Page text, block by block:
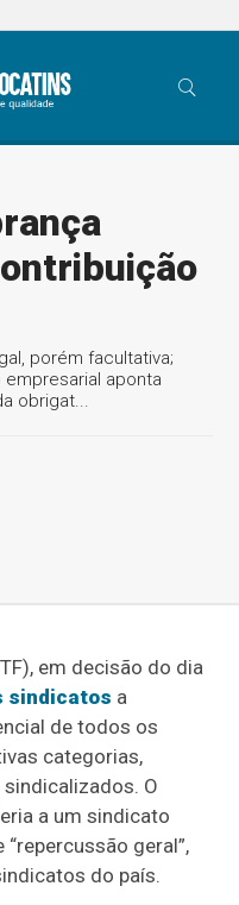
porém facultativa;
aponta
obrigat...
em decisão do dia
sindicatos a
de todos os
categorias,
O
a um sindicato
geral”,
do país.